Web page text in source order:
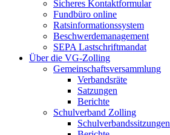
Sicheres Kontaktformular
Fundbüro online
Ratsinformationssystem
Beschwerdemanagement
SEPA Lastschriftmandat
Über die VG-Zolling
Gemeinschaftsversammlung
Verbandsräte
Satzungen
Berichte
Schulverband Zolling
Schulverbandssitzungen